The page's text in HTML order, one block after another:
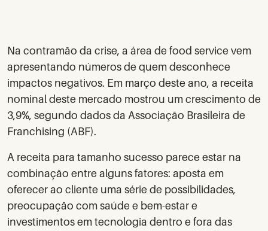
Na contramão da crise, a área de food service vem
apresentando números de quem desconhece
impactos negativos. Em março deste ano, a receita
nominal deste mercado mostrou um crescimento de
3,9%, segundo dados da Associação Brasileira de
Franchising (ABF).
A receita para tamanho sucesso parece estar na
combinação entre alguns fatores: aposta em
oferecer ao cliente uma série de possibilidades,
preocupação com saúde e bem-estar e
investimentos em tecnologia dentro e fora das